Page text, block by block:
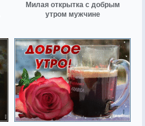
Милая открытка с добрым
утром мужчине